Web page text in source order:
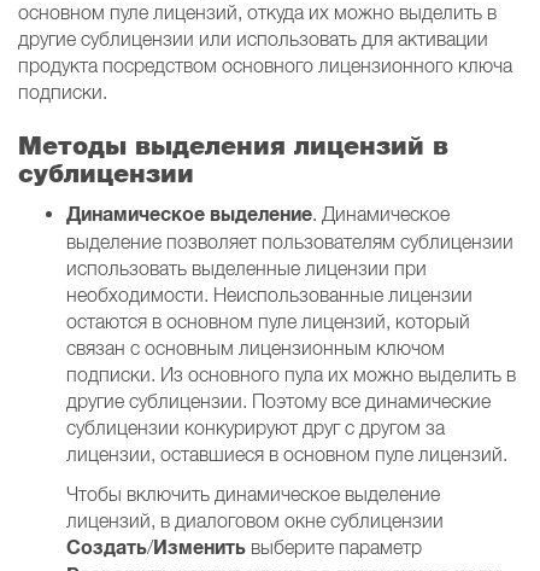
основном пуле лицензий, откуда их можно выделить в
другие сублицензии или использовать для активации
продукта посредством основного лицензионного ключа
подписки.
Методы выделения лицензий в
сублицензии
Динамическое выделение. Динамическое
выделение позволяет пользователям сублицензии
использовать выделенные лицензии при
необходимости. Неиспользованные лицензии
остаются в основном пуле лицензий, который
связан с основным лицензионным ключом
подписки. Из основного пула их можно выделить в
другие сублицензии. Поэтому все динамические
сублицензии конкурируют друг с другом за
лицензии, оставшиеся в основном пуле лицензий.
Чтобы включить динамическое выделение
лицензий, в диалоговом окне сублицензии
Создать/Изменить выберите параметр